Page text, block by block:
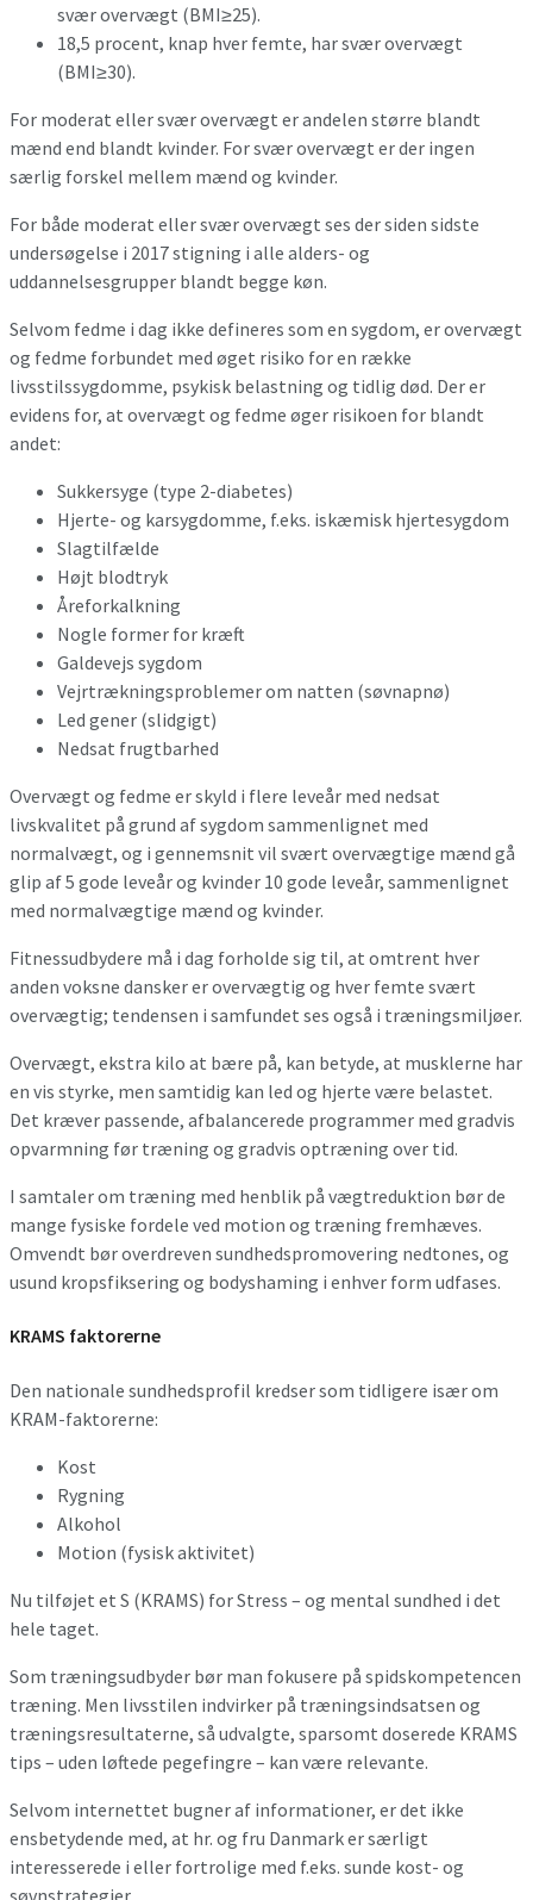
svær overvægt (BMI≥25).
18,5 procent, knap hver femte, har svær overvægt
(BMI≥30).
For moderat eller svær overvægt er andelen større blandt
mænd end blandt kvinder. For svær overvægt er der ingen
særlig forskel mellem mænd og kvinder.
For både moderat eller svær overvægt ses der siden sidste
undersøgelse i 2017 stigning i alle alders- og
uddannelsesgrupper blandt begge køn.
Selvom fedme i dag ikke defineres som en sygdom, er overvægt
og fedme forbundet med øget risiko for en række
livsstilssygdomme, psykisk belastning og tidlig død. Der er
evidens for, at overvægt og fedme øger risikoen for blandt
andet:
Sukkersyge (type 2-diabetes)
Hjerte- og karsygdomme, f.eks. iskæmisk hjertesygdom
Slagtilfælde
Højt blodtryk
Åreforkalkning
Nogle former for kræft
Galdevejs sygdom
Vejrtrækningsproblemer om natten (søvnapnø)
Led gener (slidgigt)
Nedsat frugtbarhed
Overvægt og fedme er skyld i flere leveår med nedsat
livskvalitet på grund af sygdom sammenlignet med
normalvægt, og i gennemsnit vil svært overvægtige mænd gå
glip af 5 gode leveår og kvinder 10 gode leveår, sammenlignet
med normalvægtige mænd og kvinder.
Fitnessudbydere må i dag forholde sig til, at omtrent hver
anden voksne dansker er overvægtig og hver femte svært
overvægtig; tendensen i samfundet ses også i træningsmiljøer.
Overvægt, ekstra kilo at bære på, kan betyde, at musklerne har
en vis styrke, men samtidig kan led og hjerte være belastet.
Det kræver passende, afbalancerede programmer med gradvis
opvarmning før træning og gradvis optræning over tid.
I samtaler om træning med henblik på vægtreduktion bør de
mange fysiske fordele ved motion og træning fremhæves.
Omvendt bør overdreven sundhedspromovering nedtones, og
usund kropsfiksering og bodyshaming i enhver form udfases.
KRAMS faktorerne
Den nationale sundhedsprofil kredser som tidligere især om
KRAM-faktorerne:
Kost
Rygning
Alkohol
Motion (fysisk aktivitet)
Nu tilføjet et S (KRAMS) for Stress – og mental sundhed i det
hele taget.
Som træningsudbyder bør man fokusere på spidskompetencen
træning. Men livsstilen indvirker på træningsindsatsen og
træningsresultaterne, så udvalgte, sparsomt doserede KRAMS
tips – uden løftede pegefingre – kan være relevante.
Selvom internettet bugner af informationer, er det ikke
ensbetydende med, at hr. og fru Danmark er særligt
interesserede i eller fortrolige med f.eks. sunde kost- og
søvnstrategier.